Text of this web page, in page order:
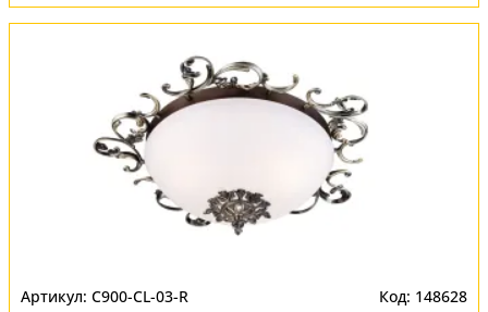
C900-CL-03-R 148628